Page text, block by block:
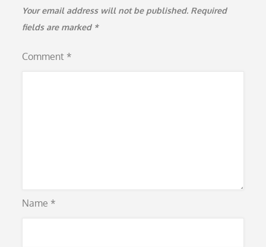
Your email address will not be published. Required
fields are marked *
Comment *
Name *